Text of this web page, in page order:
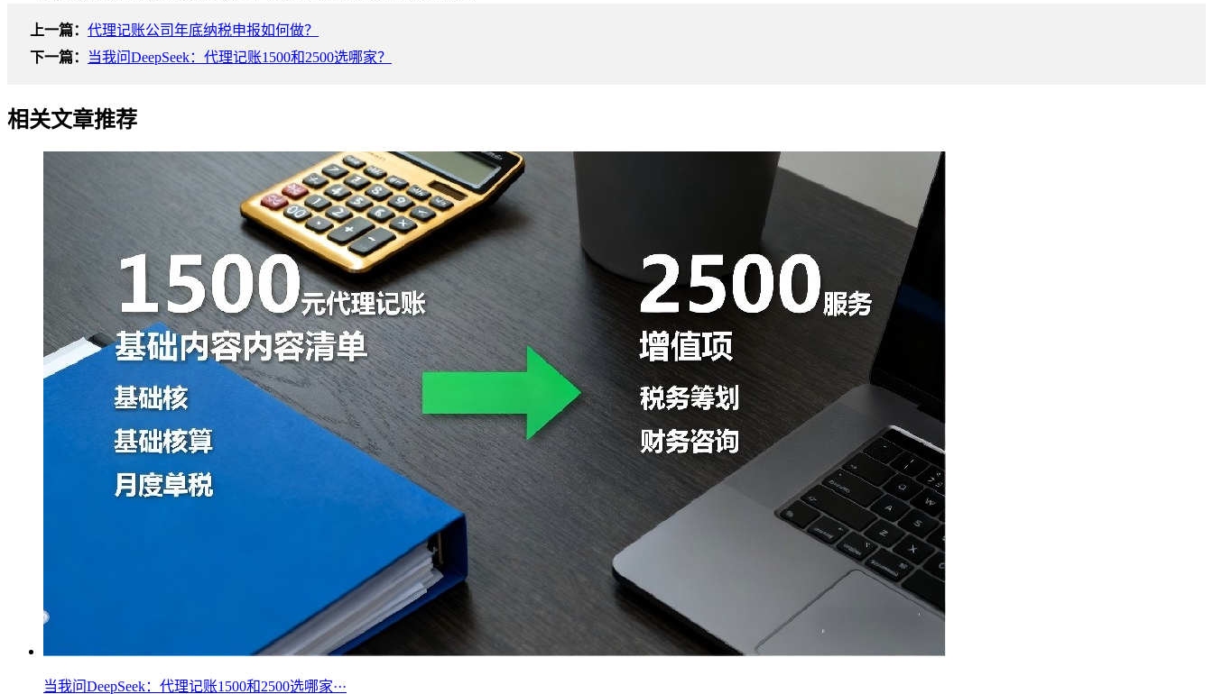
上一篇： 代理记账公司年底纳税申报如何做？
下一篇：
当我问DeepSeek：代理记账1500和2500选哪家？
相关文章推荐
当我问DeepSeek：代理记账1500和2500选哪家···